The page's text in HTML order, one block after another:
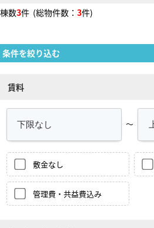
棟数3件 (総物件数： 3件)
条件を絞り込む
賃料
～
敷金なし
管理費・共益費込み